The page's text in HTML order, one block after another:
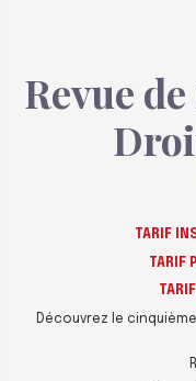
Revue
TARIF
TARIF
Découvrez le